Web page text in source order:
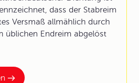
dass der Stabreim
Versmaß allmählich durch
üblichen Endreim abgelöst